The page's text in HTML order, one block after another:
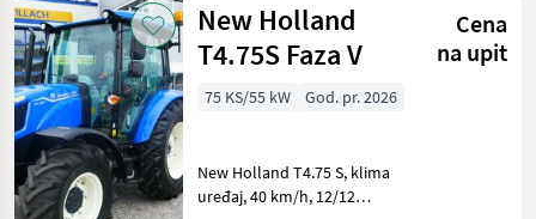
New Holland
T4.75S Faza V
Cena
na upit
75 KS/55 kW God. pr. 2026
New Holland T4.75 S, klima
uređaj, 40 km/h, 12/12